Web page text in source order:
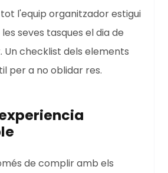
l'equip organitzador estigui
seves tasques el dia de
Un checklist dels elements
per a no oblidar res.
de complir amb els